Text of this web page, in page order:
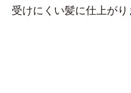
受けにくい髪に仕上がり